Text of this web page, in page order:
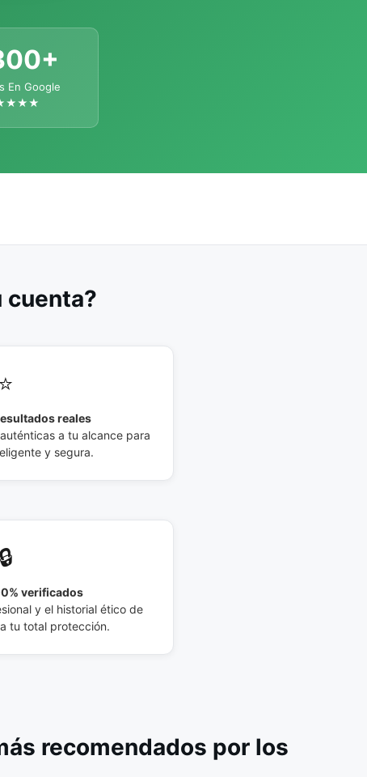
En Google
cuenta?
reales
a tu alcance para
y segura.
🔒
verificados
y el historial ético de
tu total protección.
recomendados por los